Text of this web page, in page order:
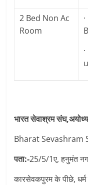
2 Bed Non Ac
Room
भारत सेवाश्रम
Bharat Sevashram
पता:-25/5/1ए, हनुमंत
कारसेवकपुरम के पीछे,